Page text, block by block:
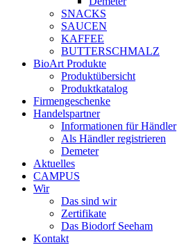
SNACKS
SAUCEN
KAFFEE
BUTTERSCHMALZ
BioArt Produkte
Produktübersicht
Produktkatalog
Firmengeschenke
Handelspartner
Informationen für Händler
Als Händler registrieren
Demeter
Aktuelles
CAMPUS
Wir
Das sind wir
Zertifikate
Das Biodorf Seeham
Kontakt